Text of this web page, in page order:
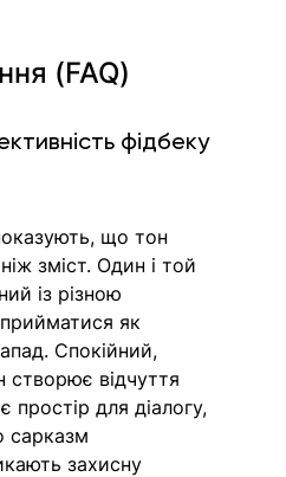
(FAQ)
фідбеку
що тон
зміст. Один і той
із різною
як
Спокійний,
створює відчуття
простір для діалогу,
сарказм
захисну